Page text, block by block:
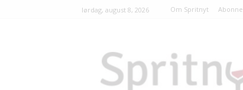
lørdag, august 8, 2026 Om Spritnyt